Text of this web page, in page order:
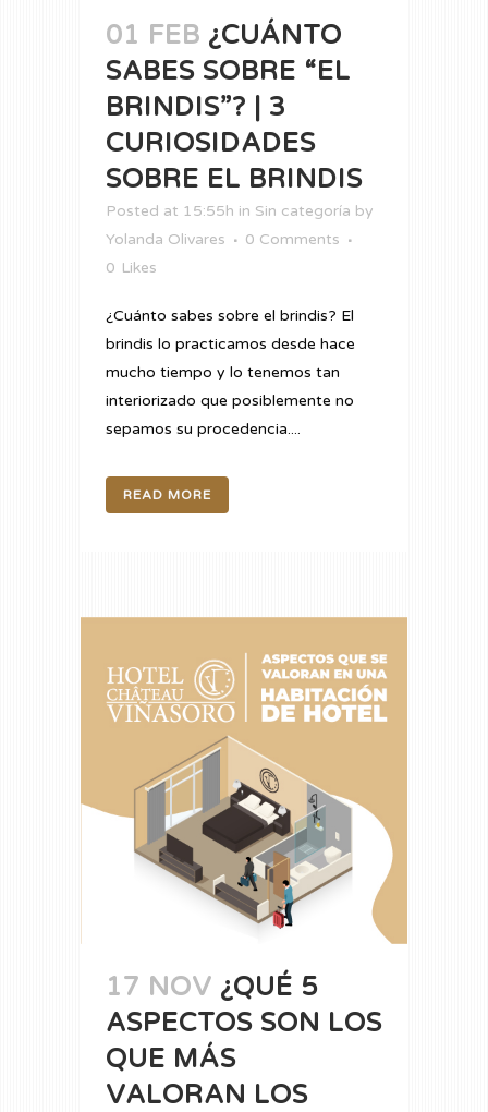
01 FEB ¿CUÁNTO
SABES SOBRE “EL
BRINDIS”? | 3
CURIOSIDADES
SOBRE EL BRINDIS
Posted at 15:55h in Sin categoría by
Yolanda Olivares
0 Comments
0 Likes
¿Cuánto sabes sobre el brindis? El
brindis lo practicamos desde hace
mucho tiempo y lo tenemos tan
interiorizado que posiblemente no
sepamos su procedencia....
READ MORE
17 NOV ¿QUÉ 5
ASPECTOS SON LOS
QUE MÁS
VALORAN LOS